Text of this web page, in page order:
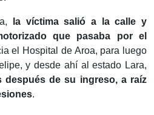
la víctima salió a la calle y
que pasaba por el
el Hospital de Aroa, para luego
y desde ahí al estado Lara,
después de su ingreso, a raíz
.